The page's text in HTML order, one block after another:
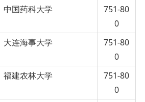
中国药科大学
751-80
0
大连海事大学
751-80
0
福建农林大学
751-80
0